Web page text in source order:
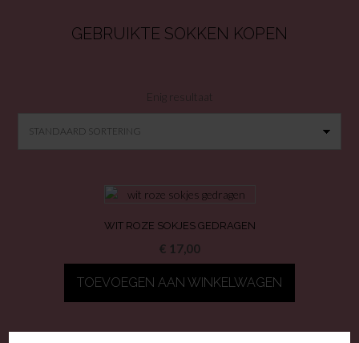
GEBRUIKTE SOKKEN KOPEN
Enig resultaat
WIT ROZE SOKJES GEDRAGEN
€ 17,00
TOEVOEGEN AAN WINKELWAGEN